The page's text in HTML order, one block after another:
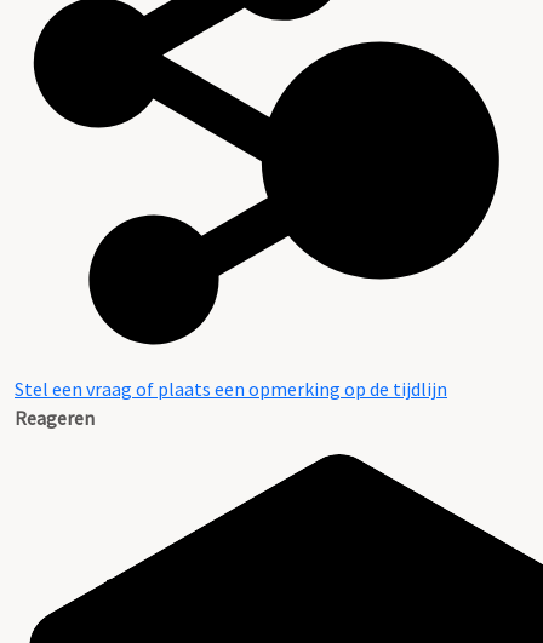
Stel een vraag of plaats een opmerking op de tijdlijn
Reageren